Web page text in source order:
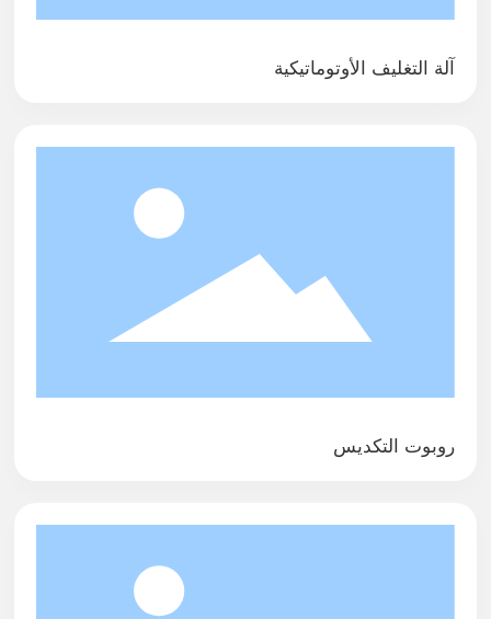
آلة التغليف الأوتوماتيكية
روبوت التكديس